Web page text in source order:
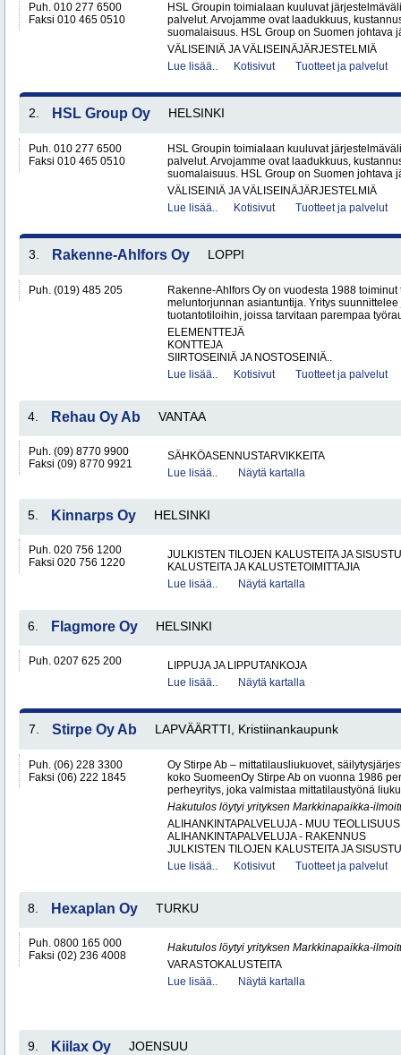
Puh. 010 277 6500
Faksi 010 465 0510
HSL Groupin toimialaan kuuluvat
palvelut. Arvojamme ovat laadukkuus,
suomalaisuus. HSL Group on Suomen johtava
VÄLISEINIÄ JA VÄLISEINÄJÄRJESTELMIÄ
Lue lisää..
Kotisivut Tuotteet ja palvelut
2. HSL Group Oy HELSINKI
Puh. 010 277 6500
Faksi 010 465 0510
HSL Groupin toimialaan kuuluvat
palvelut. Arvojamme ovat laadukkuus,
suomalaisuus. HSL Group on Suomen johtava
VÄLISEINIÄ JA VÄLISEINÄJÄRJESTELMIÄ
Lue lisää..
Kotisivut Tuotteet ja palvelut
3. Rakenne-Ahlfors Oy LOPPI
Puh. (019) 485 205
Rakenne-Ahlfors Oy on vuodesta 1988
meluntorjunnan asiantuntija. Yritys
tuotantotiloihin, joissa tarvitaan parempaa
ELEMENTTEJÄ
KONTTEJA
SIIRTOSEINIÄ JA NOSTOSEINIÄ..
Lue lisää..
Kotisivut Tuotteet ja palvelut
4. Rehau Oy Ab VANTAA
Puh. (09) 8770 9900
Faksi (09) 8770 9921
SÄHKÖASENNUSTARVIKKEITA
Lue lisää..
Näytä kartalla
5. Kinnarps Oy HELSINKI
Puh. 020 756 1200
Faksi 020 756 1220
JULKISTEN TILOJEN KALUSTEITA JA
KALUSTEITA JA KALUSTETOIMITTAJIA
Lue lisää..
Näytä kartalla
6. Flagmore Oy HELSINKI
Puh. 0207 625 200
LIPPUJA JA LIPPUTANKOJA
Lue lisää..
Näytä kartalla
7. Stirpe Oy Ab LAPVÄÄRTTI, Kristiinankaupunk
Puh. (06) 228 3300
Faksi (06) 222 1845
Oy Stirpe Ab – mittatilausliukuovet,
koko SuomeenOy Stirpe Ab on vuonna 1986
perheyritys, joka valmistaa mittatilaustyönä
Hakutulos löytyi yrityksen Markkinapaikka-
ALIHANKINTAPALVELUJA - MUU TEOLLISUUS
ALIHANKINTAPALVELUJA - RAKENNUS
JULKISTEN TILOJEN KALUSTEITA JA
Lue lisää..
Kotisivut Tuotteet ja palvelut
8. Hexaplan Oy TURKU
Puh. 0800 165 000
Faksi (02) 236 4008
Hakutulos löytyi yrityksen Markkinapaikka-
VARASTOKALUSTEITA
Lue lisää..
Näytä kartalla
9. Kiilax Oy JOENSUU